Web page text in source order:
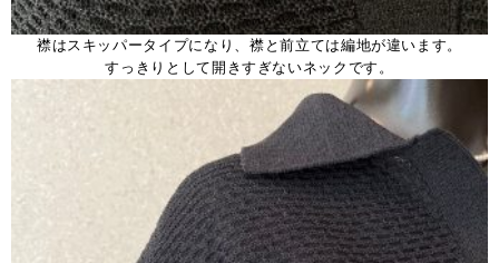
襟はスキッパータイプになり、襟と前立ては編地が違います。
すっきりとして開きすぎないネックです。